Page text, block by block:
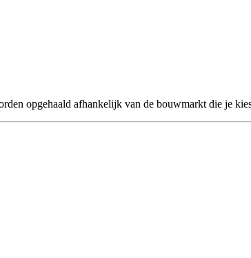
opgehaald afhankelijk van de bouwmarkt die je